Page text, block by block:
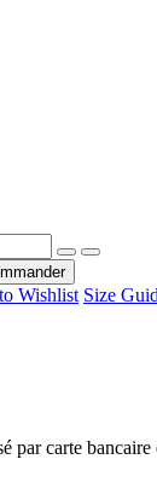
Wishlist Size
par carte bancaire